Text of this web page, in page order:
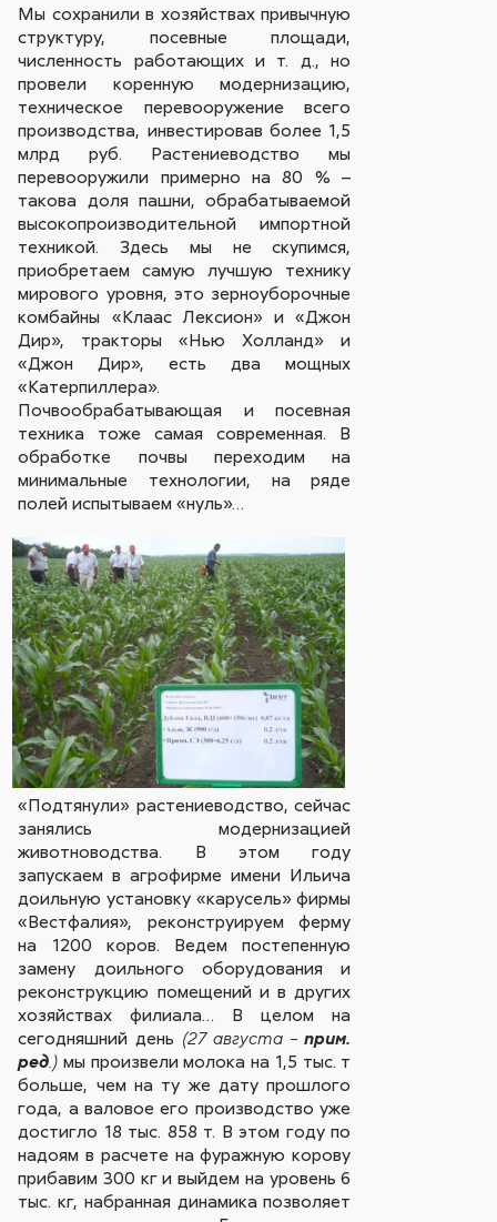
Мы сохранили в хозяйствах привычную
структуру, посевные площади,
численность работающих и т. д., но
провели коренную модернизацию,
техническое перевооружение всего
производства, инвестировав более 1,5
млрд руб. Растениеводство мы
перевооружили примерно на 80 % –
такова доля пашни, обрабатываемой
высокопроизводительной импортной
техникой. Здесь мы не скупимся,
приобретаем самую лучшую технику
мирового уровня, это зерноуборочные
комбайны «Клаас Лексион» и «Джон
Дир», тракторы «Нью Холланд» и
«Джон Дир», есть два мощных
«Катерпиллера».
Почвообрабатывающая и посевная
техника тоже самая современная. В
обработке почвы переходим на
минимальные технологии, на ряде
полей испытываем «нуль»…
«Подтянули» растениеводство, сейчас
занялись модернизацией
животноводства. В этом году
запускаем в агрофирме имени Ильича
доильную установку «карусель» фирмы
«Вестфалия», реконструируем ферму
на 1200 коров. Ведем постепенную
замену доильного оборудования и
реконструкцию помещений и в других
хозяйствах филиала… В целом на
сегодняшний день (27 августа –прим.
ред .) мы произвели молока на 1,5 тыс. т
больше, чем на ту же дату прошлого
года, а валовое его производство уже
достигло 18 тыс. 858 т. В этом году по
надоям в расчете на фуражную корову
прибавим 300 кг и выйдем на уровень 6
тыс. кг, набранная динамика позволяет